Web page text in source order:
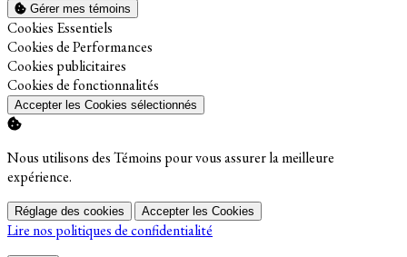
Gérer mes témoins
Activer
Cookies Essentiels
Activer
Cookies de Performances
Activer
Cookies publicitaires
Activer
Cookies de fonctionnalités
Accepter les Cookies sélectionnés
Nous utilisons des Témoins pour vous assurer la meilleure
expérience.
Réglage des cookies Accepter les Cookies
Lire nos politiques de confidentialité